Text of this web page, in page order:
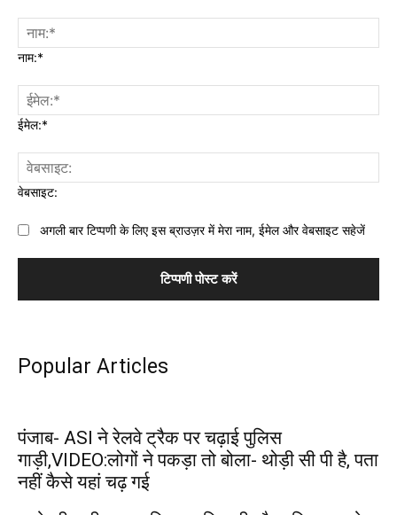
नाम:*
ईमेल:*
वेबसाइट:
अगली बार टिप्पणी के लिए इस ब्राउज़र में मेरा नाम, ईमेल और वेबसाइट सहेजें
Popular Articles
पंजाब- ASI ने रेलवे ट्रैक पर चढ़ाई पुलिस
गाड़ी,VIDEO:लोगों ने पकड़ा तो बोला- थोड़ी सी पी है, पता
नहीं कैसे यहां चढ़ गई